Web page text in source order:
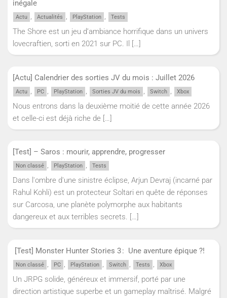
inégale
Actu , Actualités , PlayStation , Tests
The Shore est un jeu d’ambiance horrifique dans un univers
lovecraftien, sorti en 2021 sur PC. Il […]
[Actu] Calendrier des sorties JV du mois : Juillet 2026
Actu , PC , PlayStation , Sorties JV du mois , Switch , Xbox
Nous entrons dans la deuxième moitié de cette année 2026
et celle-ci est déjà riche de […]
[Test] – Saros : mourir, apprendre, progresser
Non classé , PlayStation , Tests
Dans l'ombre d'une sinistre éclipse, Arjun Devraj (incarné par
Rahul Kohli) est un protecteur Soltari en quête de réponses
sur Carcosa, une planète polymorphe aux habitants
dangereux et aux terribles secrets. […]
[Test] Monster Hunter Stories 3 : Une aventure épique ?!
Non classé , PC , PlayStation , Switch , Tests , Xbox
Un JRPG solide, généreux et immersif, porté par une
direction artistique superbe et un gameplay maîtrisé. Malgré